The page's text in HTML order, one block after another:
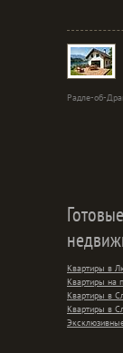
Радле-об-
Квартиры в
Квартиры на
Квартиры в
Квартиры в